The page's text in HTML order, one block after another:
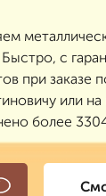
с
при заказе
или
более